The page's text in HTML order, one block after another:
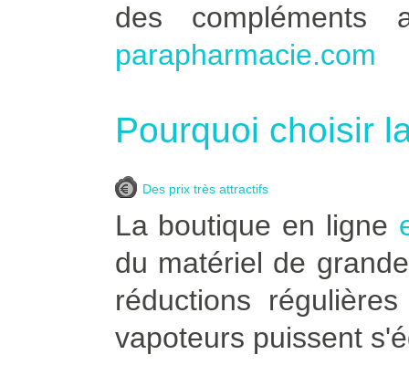
des compléments
parapharmacie.com
Pourquoi choisir
Des prix très attractifs
La boutique en ligne
du matériel de
réductions
vapoteurs puissent